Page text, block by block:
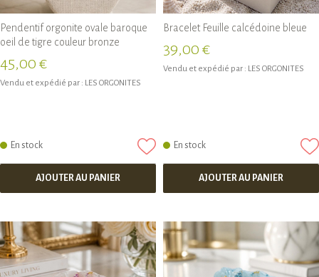
Pendentif orgonite ovale baroque
oeil de tigre couleur bronze
45,00 €
Vendu et expédié par : LES ORGONITES
En stock
AJOUTER AU PANIER
Bracelet Feuille calcédoine bleue
39,00 €
Vendu et expédié par : LES ORGONITES
En stock
AJOUTER AU PANIER